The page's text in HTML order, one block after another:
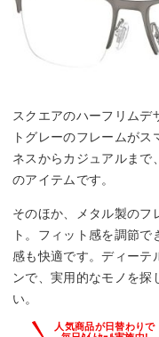
スクエアのハーフリムデ
トグレーのフレームが
ネスからカジュアルまで
のアイテムです。
そのほか、メタル製のフ
ト。フィット感を調節
感も快適です。ディーテ
ンで、実用的なモノを探
い。